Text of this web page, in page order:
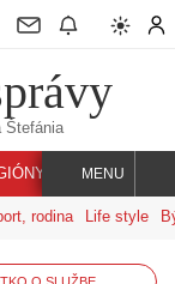
Štefánia
INDEX SVET
MENU
rodina Life style